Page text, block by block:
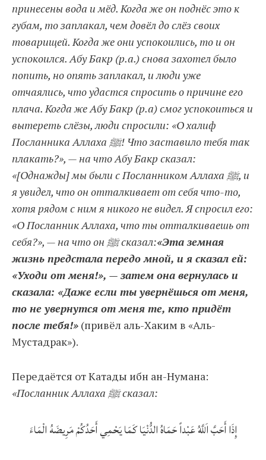
принесены вода и мёд. Когда же он поднёс это к
губам, то заплакал, чем довёл до слёз своих
товарищей. Когда же они успокоились, то и он
успокоился. Абу Бакр (р.а.) снова захотел было
попить, но опять заплакал, и люди уже
отчаялись, что удастся спросить о причине его
плача. Когда же Абу Бакр (р.а) смог успокоиться и
вытереть слёзы, люди спросили: «О халиф
Посланника Аллаха ﷺ! Что заставило тебя так
плакать?», — на что Абу Бакр сказал:
«[Однажды] мы были с Посланником Аллаха ﷺ, и
я увидел, что он отталкивает от себя что-то,
хотя рядом с ним я никого не видел. Я спросил его:
«О Посланник Аллаха, что ты отталкиваешь от
себя?», — на что он ﷺ сказал:«Эта земная
жизнь предстала передо мной, и я сказал ей:
«Уходи от меня!», — затем она вернулась и
сказала: «Даже если ты увернёшься от меня,
то не увернутся от меня те, кто придёт
после тебя!» (привёл аль-Хаким в «Аль-
Мустадрак»).
Передаётся от Катады ибн ан-Нумана:
«Посланник Аллаха ﷺ сказал:
إِذَا أَحَبَّ اَللَّهُ عَبْداً حَمَاهُ الدُّنْيَا كَمَا يَحْمِي أَحَدُكُمْ مَرِيضَهُ الْمَاءَ